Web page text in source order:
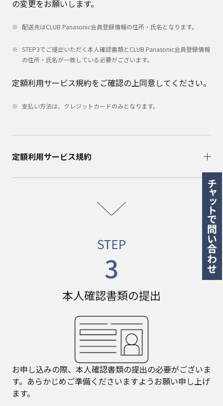
の変更をお願いします。
配送先はCLUB Panasonic会員登録情報の住所・氏名となります。
STEP3でご提出いただく本人確認書類とCLUB Panasonic会員登録情報
の住所・氏名が一致している必要がございます。
定額利用サービス規約をご確認の上同意してください。
支払い方法は、クレジットカードのみとなります。
定額利用サービス規約
本人確認書類の提出
お申し込みの際、本人確認書類の提出の必要がございま
す。あらかじめご準備くださいますようお願い申し上げ
ます。